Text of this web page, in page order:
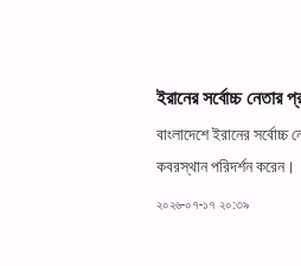
ইরানের সর্বোচ্চ নেতার
বাংলাদেশে ইরানের
কবরস্থান পরিদর্শন করেন।
২০২৬-০৭-১৭ ২০:৩৯